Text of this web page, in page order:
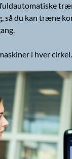
så du kan træne
i hver cirkel.